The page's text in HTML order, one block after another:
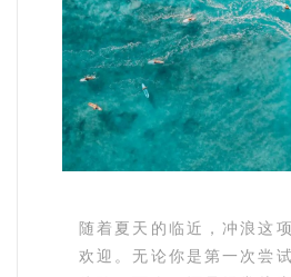
随着夏天的临近，冲浪这
欢迎。无论你是第一次尝